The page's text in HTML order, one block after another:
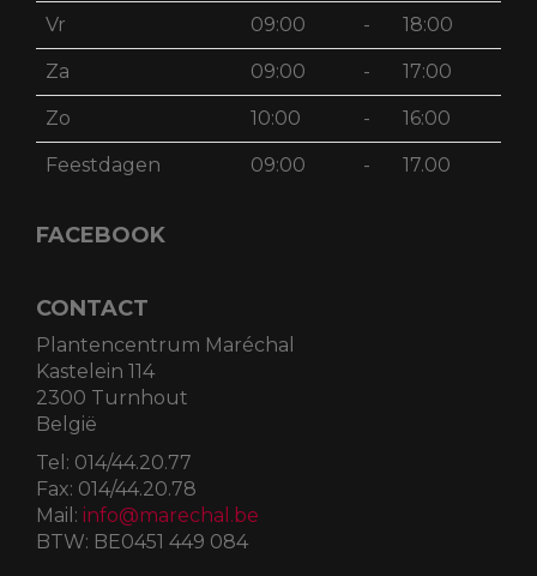
Vr 09:00 - 18:00
Za 09:00 - 17:00
Zo 10:00 - 16:00
Feestdagen 09:00 - 17.00
FACEBOOK
CONTACT
Plantencentrum Maréchal
Kastelein 114
2300 Turnhout
België
Tel: 014/44.20.77
Fax: 014/44.20.78
Mail: info@marechal.be
BTW: BE0451 449 084